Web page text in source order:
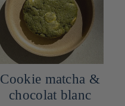
Cookie matcha &
chocolat blanc